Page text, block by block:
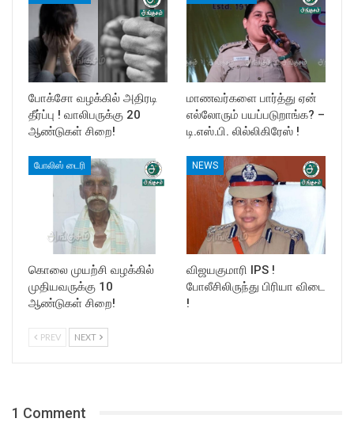
போக்சோ வழக்கில் அதிரடி
தீர்ப்பு ! வாலிபருக்கு 20
ஆண்டுகள் சிறை!
மாணவர்களை பார்த்து ஏன்
எல்லோரும் பயப்படுறாங்க? –
டி.எஸ்.பி. லில்லிகிரேஸ் !
போலிஸ் டைரி
கொலை முயற்சி வழக்கில்
முதியவருக்கு 10
ஆண்டுகள் சிறை!
NEWS
விஜயகுமாரி IPS !
போலீசிலிருந்து பிரியா விடை
!
PREV NEXT
1 Comment